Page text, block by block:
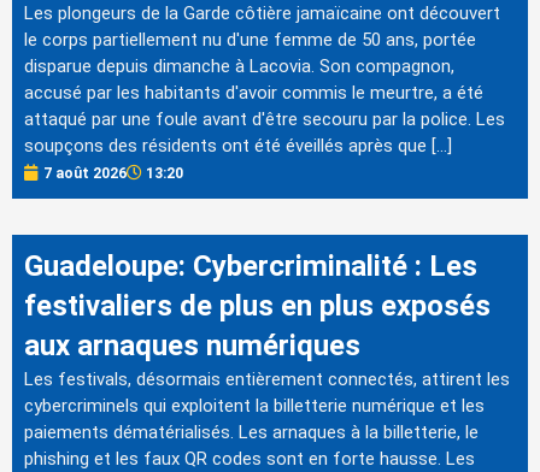
Les plongeurs de la Garde côtière jamaïcaine ont découvert
le corps partiellement nu d'une femme de 50 ans, portée
disparue depuis dimanche à Lacovia. Son compagnon,
accusé par les habitants d'avoir commis le meurtre, a été
attaqué par une foule avant d'être secouru par la police. Les
soupçons des résidents ont été éveillés après que […]
7 août 2026 13:20
Guadeloupe: Cybercriminalité : Les
festivaliers de plus en plus exposés
aux arnaques numériques
Les festivals, désormais entièrement connectés, attirent les
cybercriminels qui exploitent la billetterie numérique et les
paiements dématérialisés. Les arnaques à la billetterie, le
phishing et les faux QR codes sont en forte hausse. Les